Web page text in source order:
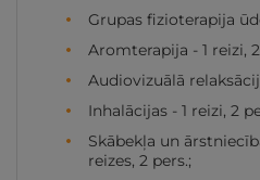
Grupas fizioterapija
Aromterapija - 1 reizi,
Audiovizuālā
Inhalācijas - 1 reizi, 2
Skābekļa un
reizes, 2 pers.;